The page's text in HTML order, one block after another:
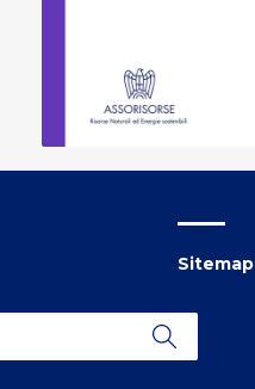
Sitemap